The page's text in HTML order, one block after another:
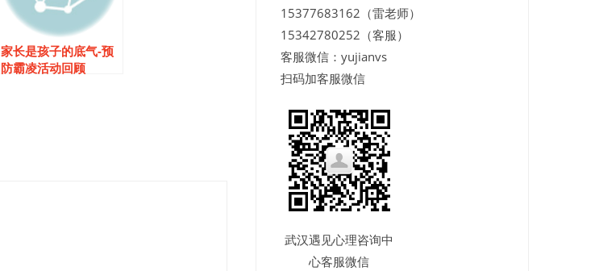
家长是孩子的底气-预
防霸凌活动回顾
15377683162（雷老师）
15342780252（客服）
客服微信：yujianvs
扫码加客服微信
武汉遇见心理咨询中
心客服微信